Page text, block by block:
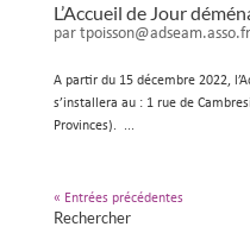
L’Accueil de Jour
par tpoisson@adseam.asso.fr
A partir du 15 décembre 2022,
s’installera au : 1 rue de
Provinces). ...
« Entrées précédentes
Rechercher